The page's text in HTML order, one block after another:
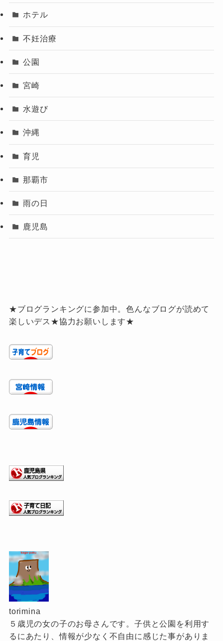
ホテル
不妊治療
公園
宮崎
水遊び
沖縄
育児
那覇市
雨の日
鹿児島
★ブログランキングに参加中。色んなブログが読めて
楽しいデス★協力お願いします★
torimina
５歳児の女の子のお母さんです。子供と公園を利用す
るにあたり、情報が少なく不自由に感じた事がありま